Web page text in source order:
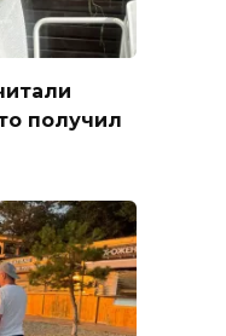
получил